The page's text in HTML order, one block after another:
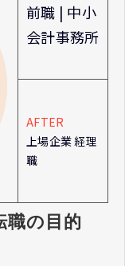
前職 | 中小
会計事務所
AFTER
上場企業 経理
職
職の目的